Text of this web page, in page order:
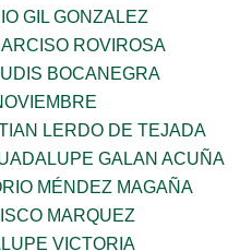
GIL GONZALEZ
ROVIROSA
BOCANEGRA
LERDO DE TEJADA
GALAN ACUÑA
MÉNDEZ MAGAÑA
MARQUEZ
VICTORIA